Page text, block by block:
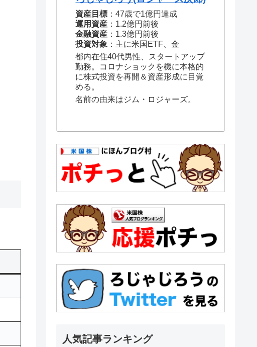
資産目標 ：47歳で1億円達成
運用資産 ：1.2億円前後
金融資産 ：1.3億円前後
投資対象 ：主に米国ETF、金
都内在住40代男性、スタートアップ
勤務。コロナショックを機に本格的
に株式投資を再開＆資産形成に目覚
める。
名前の由来はジム・ロジャーズ。
人気記事ランキング